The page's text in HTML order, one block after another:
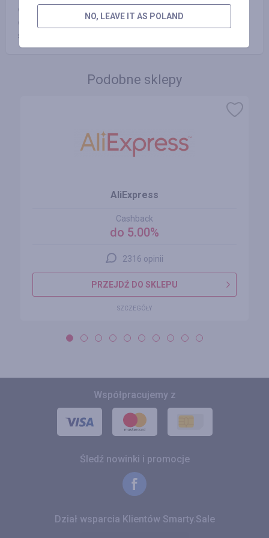
dogodny sposób w ciągu trzech dni roboczych (zwykłe nie
dłużej niż doba) po złożeniu zapytania za pośrednictwem
specjalnego menu «Wypłata kosztów».
Podobne sklepy
AliExpress
Cashback
do 5.00%
2316 opinii
PRZEJDŹ DO SKLEPU
SZCZEGÓŁY
Współpracujemy z
Śledź nowinki i promocje
Dział wsparcia Klientów Smarty.Sale
NO, LEAVE IT AS POLAND